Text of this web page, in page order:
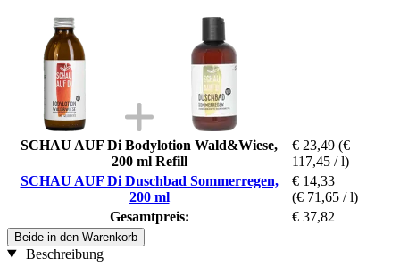
SCHAU AUF Di Bodylotion Wald&Wiese,
200 ml Refill
€ 23,49 (€
117,45 / l)
SCHAU AUF Di Duschbad Sommerregen,
200 ml
€ 14,33
(€ 71,65 / l)
Gesamtpreis:
€ 37,82
Beide in den Warenkorb
Beschreibung